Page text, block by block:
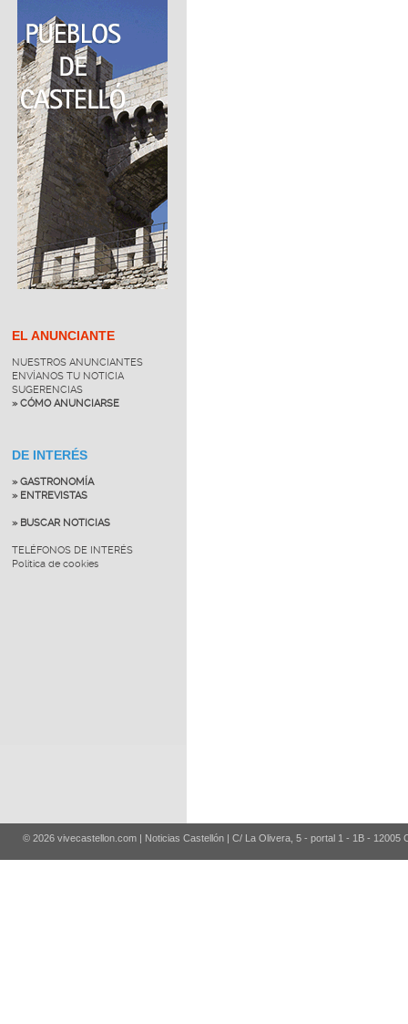
EL ANUNCIANTE
NUESTROS ANUNCIANTES
ENVÍANOS TU NOTICIA
SUGERENCIAS
» CÓMO ANUNCIARSE
DE INTERÉS
» GASTRONOMÍA
» ENTREVISTAS
» BUSCAR NOTICIAS
TELÉFONOS DE INTERÉS
Política de cookies
© 2026 vivecastellon.com | Noticias Castellón | C/ La Olivera, 5 - portal 1 - 1B - 12005